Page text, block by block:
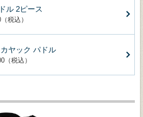
ル 2ピース
税込）
ヤック パドル
（税込）